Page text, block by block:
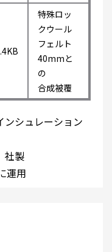
特殊ロッ
クウール
フェルト
40mmと
の
合成被覆
シュレーション
社製
運用